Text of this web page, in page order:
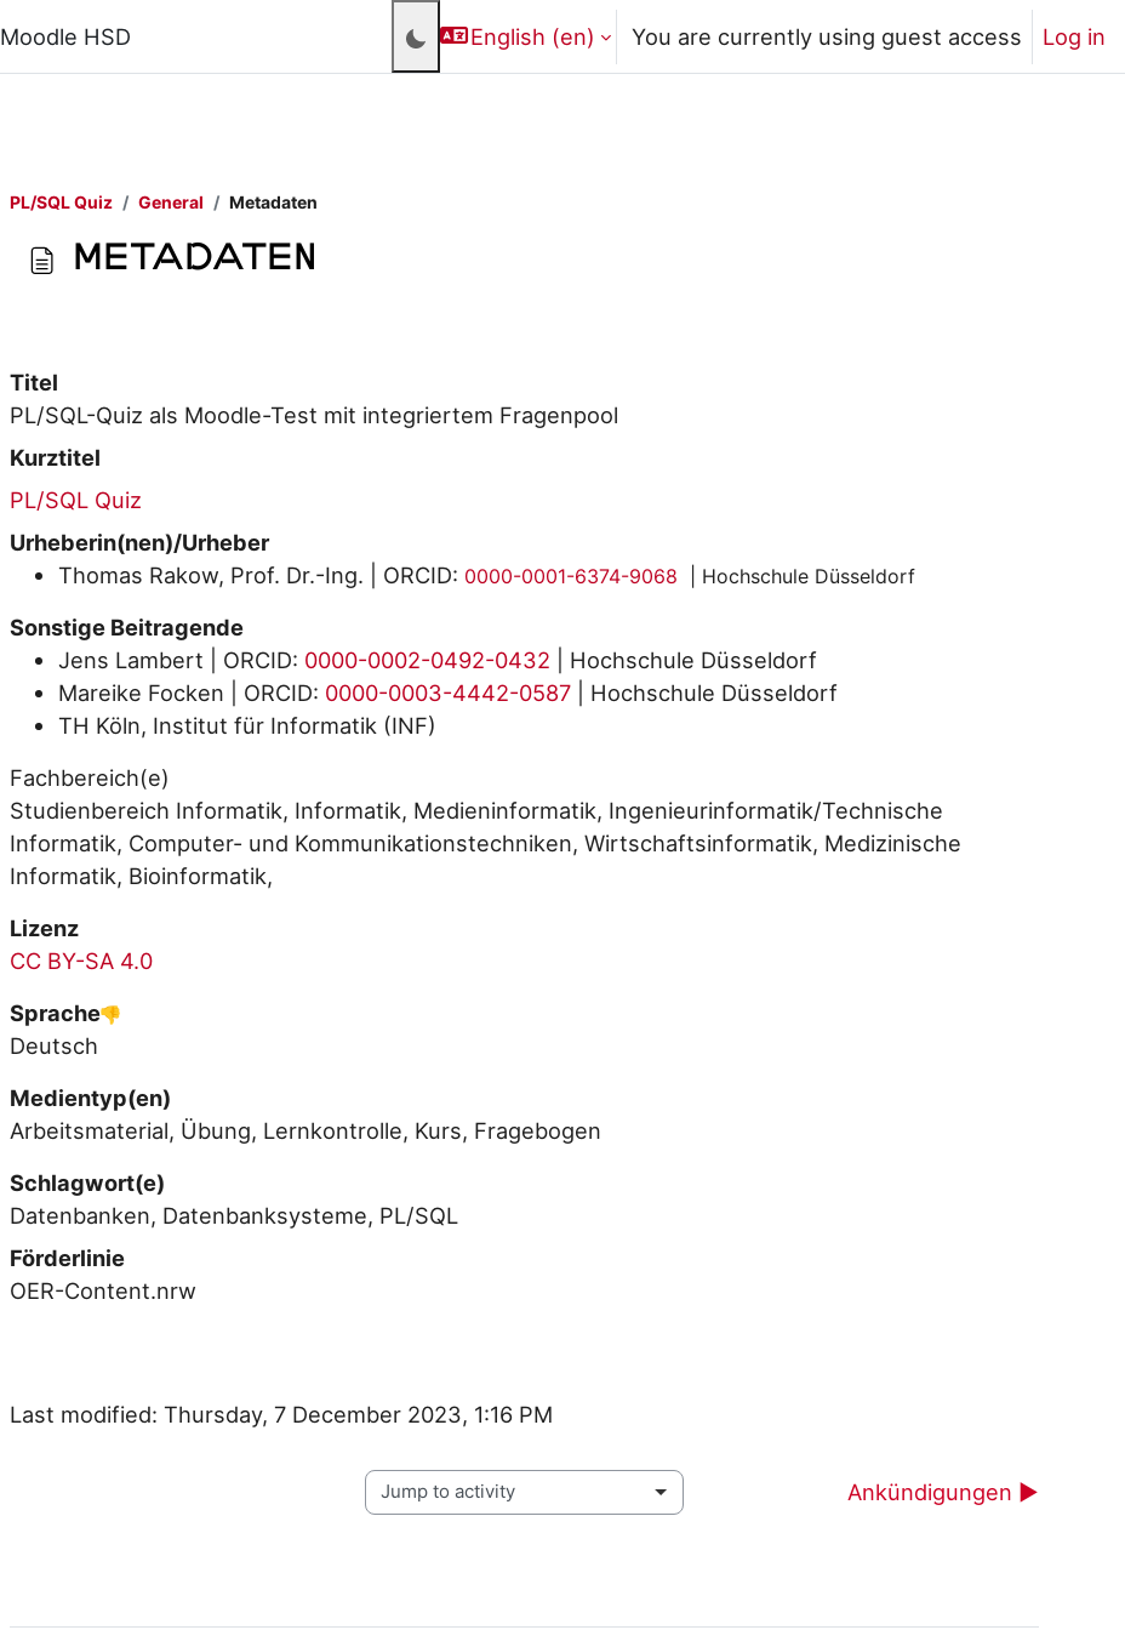
Moodle HSD English ‎(en)‎ You are currently using guest access Log in
PL/SQL Quiz General Metadaten
Metadaten
Titel
PL/SQL-Quiz als Moodle-Test mit integriertem Fragenpool
Kurztitel
PL/SQL Quiz
Urheberin(nen)/Urheber
Thomas Rakow, Prof. Dr.-Ing. | ORCID: 0000-0001-6374-9068 | Hochschule Düsseldorf
Sonstige Beitragende
Jens Lambert | ORCID: 0000-0002-0492-0432 | Hochschule Düsseldorf
Mareike Focken | ORCID: 0000-0003-4442-0587 | Hochschule Düsseldorf
TH Köln, Institut für Informatik (INF)
Fachbereich(e)
Studienbereich Informatik, Informatik, Medieninformatik, Ingenieurinformatik/Technische
Informatik, Computer- und Kommunikationstechniken, Wirtschaftsinformatik, Medizinische
Informatik, Bioinformatik,
Lizenz
CC BY-SA 4.0
Sprache
Deutsch
Medientyp(en)
Arbeitsmaterial, Übung, Lernkontrolle, Kurs, Fragebogen
Schlagwort(e)
Datenbanken, Datenbanksysteme, PL/SQL
Förderlinie
OER-Content.nrw
Last modified: Thursday, 7 December 2023, 1:16 PM
Jump to activity
Ankündigungen ▶︎